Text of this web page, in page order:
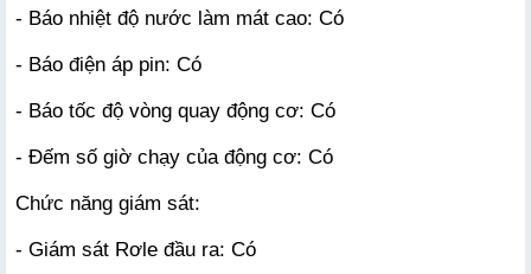
- Báo nhiệt độ nước làm mát cao: Có
- Báo điện áp pin: Có
- Báo tốc độ vòng quay động cơ: Có
- Đếm số giờ chạy của động cơ: Có
Chức năng giám sát:
- Giám sát Rơle đầu ra: Có